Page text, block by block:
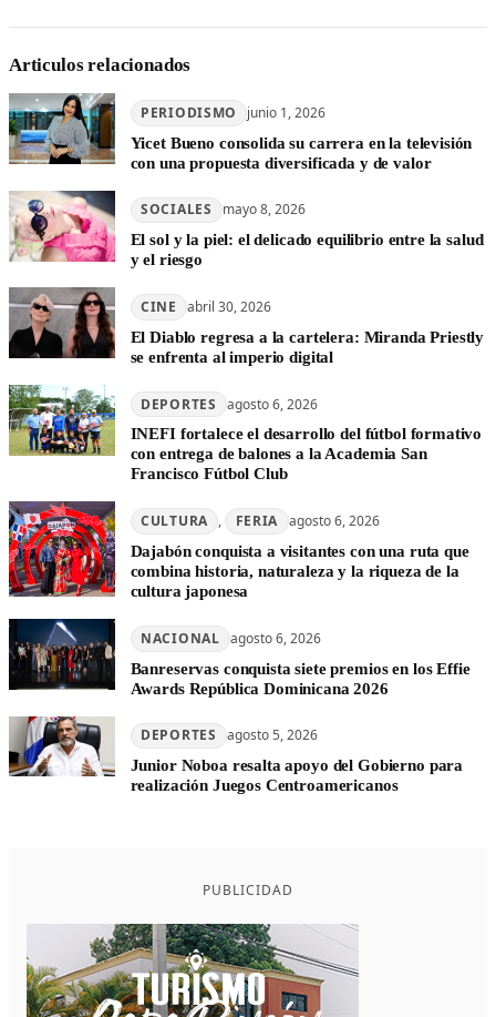
Articulos relacionados
PERIODISMO junio 1, 2026
Yicet Bueno consolida su carrera en la televisión
con una propuesta diversificada y de valor
SOCIALES mayo 8, 2026
El sol y la piel: el delicado equilibrio entre la salud
y el riesgo
CINE abril 30, 2026
El Diablo regresa a la cartelera: Miranda Priestly
se enfrenta al imperio digital
DEPORTES agosto 6, 2026
INEFI fortalece el desarrollo del fútbol formativo
con entrega de balones a la Academia San
Francisco Fútbol Club
CULTURA , FERIA agosto 6, 2026
Dajabón conquista a visitantes con una ruta que
combina historia, naturaleza y la riqueza de la
cultura japonesa
NACIONAL agosto 6, 2026
Banreservas conquista siete premios en los Effie
Awards República Dominicana 2026
DEPORTES agosto 5, 2026
Junior Noboa resalta apoyo del Gobierno para
realización Juegos Centroamericanos
PUBLICIDAD